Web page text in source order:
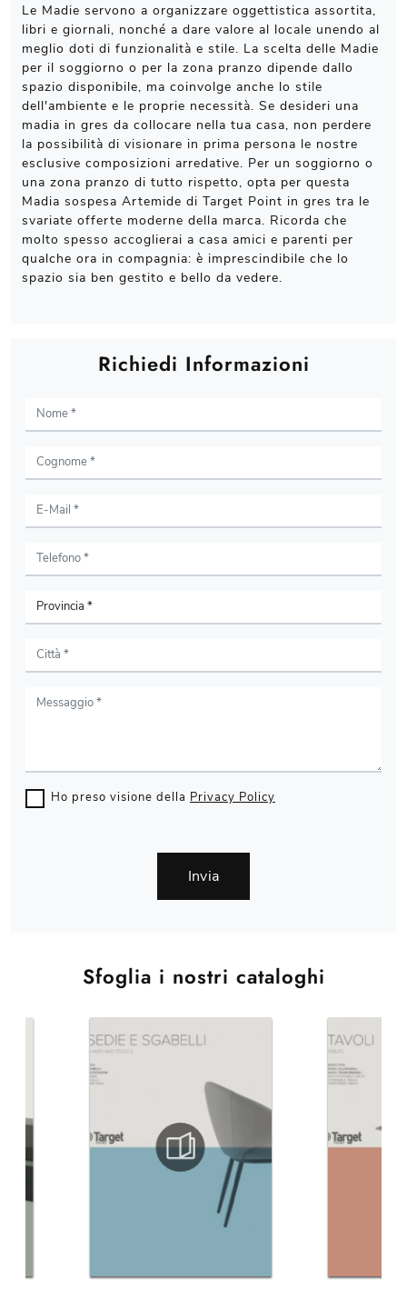
Le Madie servono a organizzare oggettistica assortita,
libri e giornali, nonché a dare valore al locale unendo al
meglio doti di funzionalità e stile. La scelta delle Madie
per il soggiorno o per la zona pranzo dipende dallo
spazio disponibile, ma coinvolge anche lo stile
dell'ambiente e le proprie necessità. Se desideri una
madia in gres da collocare nella tua casa, non perdere
la possibilità di visionare in prima persona le nostre
esclusive composizioni arredative. Per un soggiorno o
una zona pranzo di tutto rispetto, opta per questa
Madia sospesa Artemide di Target Point in gres tra le
svariate offerte moderne della marca. Ricorda che
molto spesso accoglierai a casa amici e parenti per
qualche ora in compagnia: è imprescindibile che lo
spazio sia ben gestito e bello da vedere.
Sfoglia i nostri cataloghi
Richiedi Informazioni
Ho preso visione della Privacy Policy
Invia